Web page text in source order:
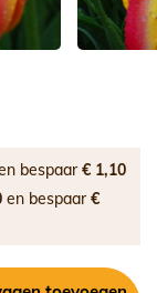
bespaar€ 1,10
en bespaar€